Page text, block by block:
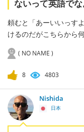
ないって英語で
頼むと「あーいいっす
けるのだがこちらから
( NO NAME )
8 4803
Nishida
日本